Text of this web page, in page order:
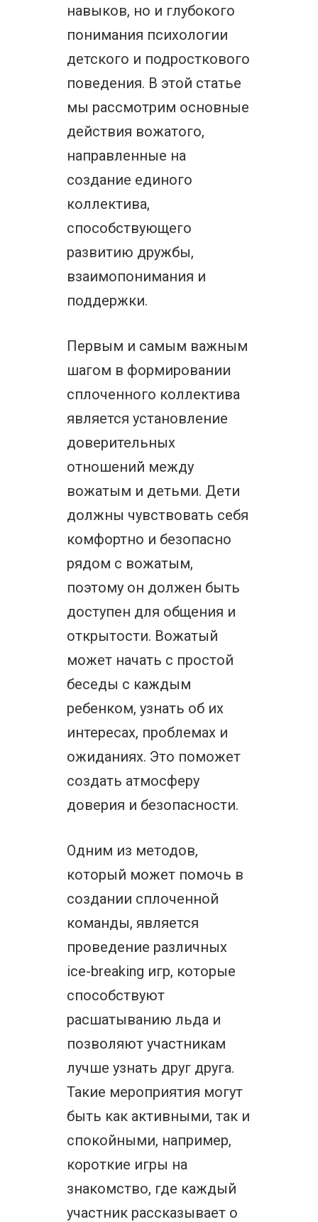
навыков, но и глубокого
понимания психологии
детского и подросткового
поведения. В этой статье
мы рассмотрим основные
действия вожатого,
направленные на
создание единого
коллектива,
способствующего
развитию дружбы,
взаимопонимания и
поддержки.
Первым и самым важным
шагом в формировании
сплоченного коллектива
является установление
доверительных
отношений между
вожатым и детьми. Дети
должны чувствовать себя
комфортно и безопасно
рядом с вожатым,
поэтому он должен быть
доступен для общения и
открытости. Вожатый
может начать с простой
беседы с каждым
ребенком, узнать об их
интересах, проблемах и
ожиданиях. Это поможет
создать атмосферу
доверия и безопасности.
Одним из методов,
который может помочь в
создании сплоченной
команды, является
проведение различных
ice-breaking игр, которые
способствуют
расшатыванию льда и
позволяют участникам
лучше узнать друг друга.
Такие мероприятия могут
быть как активными, так и
спокойными, например,
короткие игры на
знакомство, где каждый
участник рассказывает о